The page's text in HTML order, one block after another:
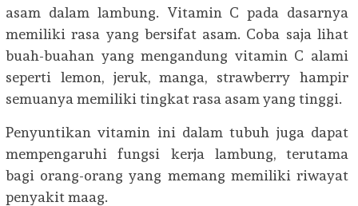
asam dalam lambung. Vitamin C pada dasarnya
memiliki rasa yang bersifat asam. Coba saja lihat
buah-buahan yang mengandung vitamin C alami
seperti lemon, jeruk, manga, strawberry hampir
semuanya memiliki tingkat rasa asam yang tinggi.
Penyuntikan vitamin ini dalam tubuh juga dapat
mempengaruhi fungsi kerja lambung, terutama
bagi orang-orang yang memang memiliki riwayat
penyakit maag.